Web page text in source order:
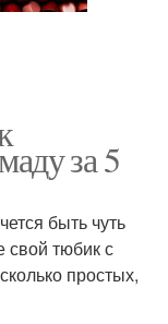
за 5
быть чуть
свой тюбик с
простых,